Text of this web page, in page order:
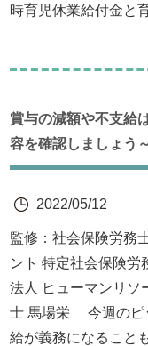
時育児休業給付金
賞与の減額や不支給
容を確認しましょう
2022/05/12
監修：社会保険労務
ント 特定社会保険
法人 ヒューマンリソ
士 馬場栄 今週のピ
給が義務になること